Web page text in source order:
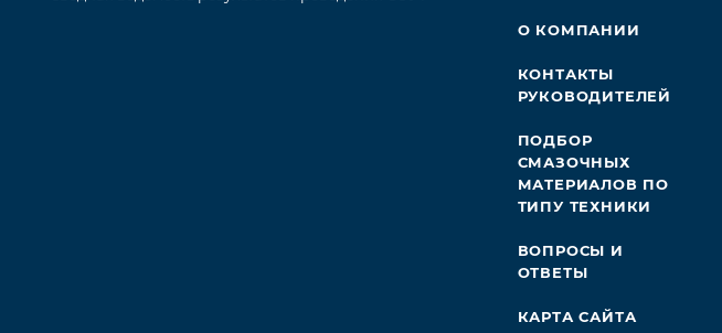
О КОМПАНИИ
КОНТАКТЫ
РУКОВОДИТЕЛЕЙ
ПОДБОР
СМАЗОЧНЫХ
МАТЕРИАЛОВ ПО
ТИПУ ТЕХНИКИ
ВОПРОСЫ И
ОТВЕТЫ
КАРТА САЙТА